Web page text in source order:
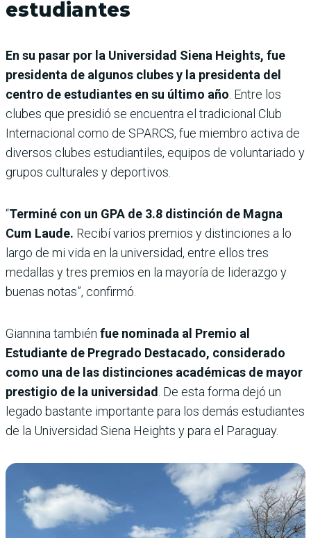
estudiantes
En su pasar por la Universidad Siena Heights, fue
presidenta de algunos clubes y la presidenta del
centro de estudiantes en su último año. Entre los
clubes que presidió se encuentra el tradicional Club
Internacional como de SPARCS, fue miembro activa de
diversos clubes estudiantiles, equipos de voluntariado y
grupos culturales y deportivos.
“Terminé con un GPA de 3.8 distinción de Magna
Cum Laude. Recibí varios premios y distinciones a lo
largo de mi vida en la universidad, entre ellos tres
medallas y tres premios en la mayoría de liderazgo y
buenas notas”, confirmó.
Giannina también fue nominada al Premio al
Estudiante de Pregrado Destacado, considerado
como una de las distinciones académicas de mayor
prestigio de la universidad. De esta forma dejó un
legado bastante importante para los demás estudiantes
de la Universidad Siena Heights y para el Paraguay.